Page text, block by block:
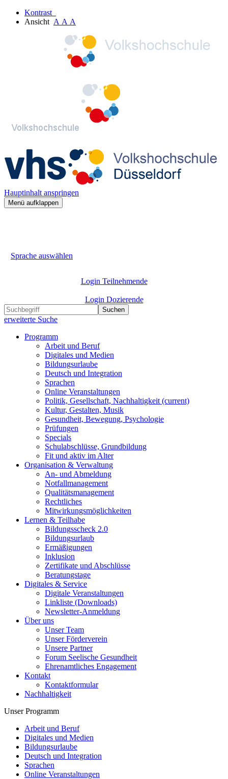
Kontrast
Ansicht A A A
Hauptinhalt anspringen
Menü aufklappen
Sprache auswählen
Login Teilnehmende
Login Dozierende
Suchen
erweiterte Suche
Programm
Arbeit und Beruf
Digitales und Medien
Bildungsurlaube
Deutsch und Integration
Sprachen
Online Veranstaltungen
Politik, Gesellschaft, Nachhaltigkeit (current)
Kultur, Gestalten, Musik
Gesundheit, Bewegung, Psychologie
Prüfungen
Specials
Schulabschlüsse, Grundbildung
Fit und aktiv im Alter
Organisation & Verwaltung
An- und Abmeldung
Notfallmanagement
Qualitätsmanagement
Rechtliches
Mitwirkungsmöglichkeiten
Lernen & Teilhabe
Bildungsscheck 2.0
Bildungsurlaub
Ermäßigungen
Inklusion
Zertifikate und Abschlüsse
Beratungstage
Digitales & Service
Digitale Veranstaltungen
Linkliste (Downloads)
Newsletter-Anmeldung
Über uns
Unser Team
Unser Förderverein
Unsere Partner
Forum Seelische Gesundheit
Ehrenamtliches Engagement
Kontakt
Kontaktformular
Nachhaltigkeit
Unser Programm
Arbeit und Beruf
Digitales und Medien
Bildungsurlaube
Deutsch und Integration
Sprachen
Online Veranstaltungen